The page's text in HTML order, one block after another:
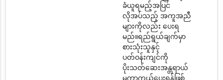
ခံယူရမည့်အပြင်
လိုအပ်သည့် အကူအညီ
များကိုလည်း ပေးရ
မည်။ရည်ရွယ်ချက်မှာ
စားသုံးသူနှင့်
ပတ်ဝန်းကျင်ကို
ပိုးသတ်ဆေးအန္တရာယ်
မှကာကွယ်ပေးရန်ဖြစ်